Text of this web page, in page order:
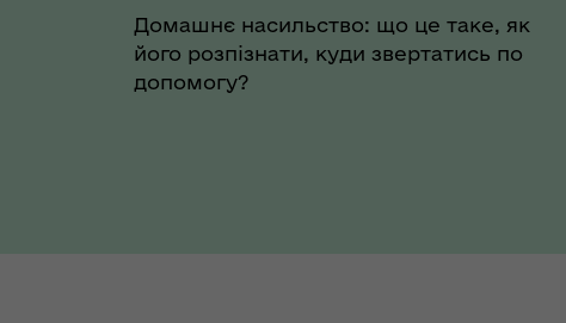
Домашнє насильство: що це таке, як
його розпізнати, куди звертатись по
допомогу?